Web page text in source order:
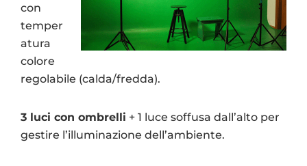
con
temper
atura
colore
regolabile (calda/fredda).
3 luci con ombrelli + 1 luce soffusa dall’alto per
gestire l’illuminazione dell’ambiente.